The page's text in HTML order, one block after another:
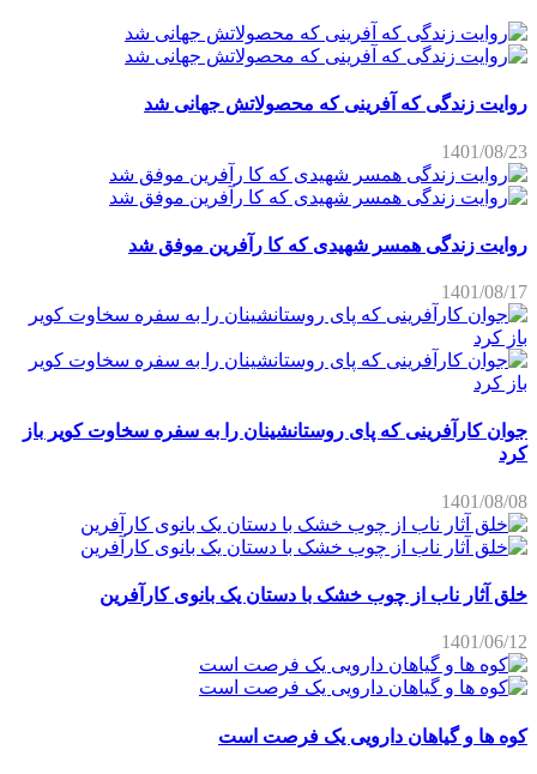
روایت زندگی که آفرینی که محصولاتش جهانی شد
1401/08/23
روایت زندگی همسر شهیدی که کا رآفرین موفق شد
1401/08/17
جوان کارآفرینی که پای روستانشینان را به سفره سخاوت کویر باز
کرد
1401/08/08
خلق آثار ناب از چوب خشک با دستان یک بانوی کارآفرین
1401/06/12
کوه ها و گیاهان دارویی یک فرصت است